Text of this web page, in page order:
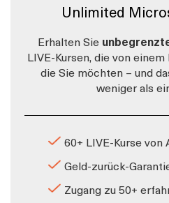
Unlimited
Erhalten Sie
LIVE-Kursen, die von
die Sie möchten – und
weniger als
60+ LIVE-Kurse
Geld-zurück-
Zugang zu 50+